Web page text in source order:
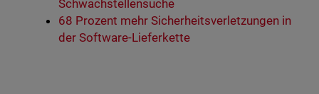
Schwachstellensuche
68 Prozent mehr Sicherheitsverletzungen in
der Software-Lieferkette